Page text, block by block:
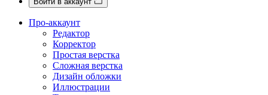
Про-аккаунт
Редактор
Корректор
Простая верстка
Сложная верстка
Дизайн обложки
Иллюстрации